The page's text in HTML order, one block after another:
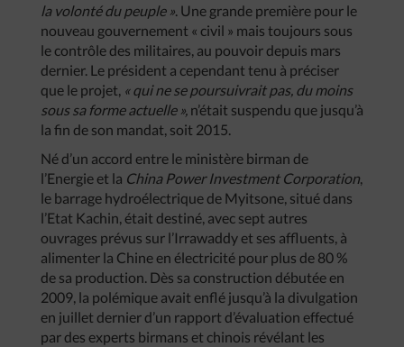
la volonté du peuple ». Une grande première pour le
nouveau gouvernement « civil » mais toujours sous
le contrôle des militaires, au pouvoir depuis mars
dernier. Le président a cependant tenu à préciser
que le projet, « qui ne se poursuivrait pas, du moins
sous sa forme actuelle », n’était suspendu que jusqu’à
la fin de son mandat, soit 2015.
Né d’un accord entre le ministère birman de
l’Energie et la China Power Investment Corporation,
le barrage hydroélectrique de Myitsone, situé dans
l’Etat Kachin, était destiné, avec sept autres
ouvrages prévus sur l’Irrawaddy et ses affluents, à
alimenter la Chine en électricité pour plus de 80 %
de sa production. Dès sa construction débutée en
2009, la polémique avait enflé jusqu’à la divulgation
en juillet dernier d’un rapport d’évaluation effectué
par des experts birmans et chinois révélant les